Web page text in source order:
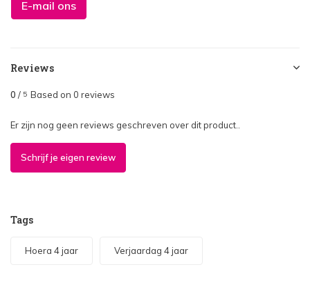
E-mail ons
Reviews
0 / 5 Based on 0 reviews
Er zijn nog geen reviews geschreven over dit product..
Schrijf je eigen review
Tags
Hoera 4 jaar Verjaardag 4 jaar